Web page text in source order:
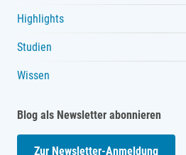
Highlights
Studien
Wissen
Blog als Newsletter abonnieren
Zur Newsletter-Anmeldung